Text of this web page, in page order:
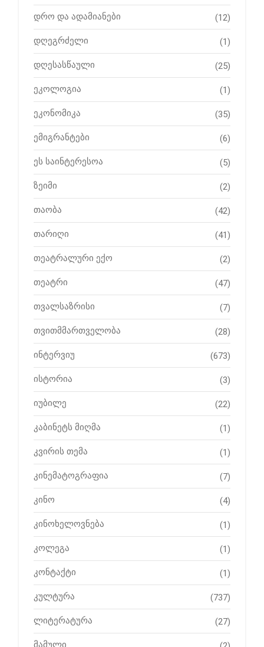
დრო და ადამიანები (12)
დღეგრძელი (1)
დღესასწაული (25)
ეკოლოგია (1)
ეკონომიკა (35)
ემიგრანტები (6)
ეს საინტერესოა (5)
ზეიმი (2)
თაობა (42)
თარიღი (41)
თეატრალური ექო (2)
თეატრი (47)
თვალსაზრისი (7)
თვითმმართველობა (28)
ინტერვიუ (673)
ისტორია (3)
იუბილე (22)
კაბინეტს მიღმა (1)
კვირის თემა (1)
კინემატოგრაფია (7)
კინო (4)
კინოხელოვნება (1)
კოლეგა (1)
კონტაქტი (1)
კულტურა (737)
ლიტერატურა (27)
მამული